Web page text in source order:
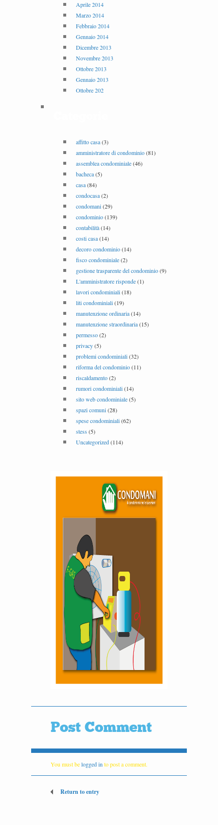
Aprile 2014
Marzo 2014
Febbraio 2014
Gennaio 2014
Dicembre 2013
Novembre 2013
Ottobre 2013
Gennaio 2013
Ottobre 202
affitto casa(3)
amministratore di condominio(81)
assemblea condominiale(46)
bacheca(5)
casa(84)
condocasa(2)
condomani(29)
condominio(139)
contabilità(14)
costi casa(14)
decoro condominio(14)
fisco condominiale(2)
gestione trasparente del condominio(9)
L'amministratore risponde(1)
lavori condominiali(18)
liti condominiali(19)
manutenzione ordinaria(14)
manutenzione straordinaria(15)
permesso(2)
privacy(5)
problemi condominiali(32)
riforma del condominio(11)
riscaldamento(2)
rumori condominiali(14)
sito web condominiale(5)
spazi comuni(28)
spese condominiali(62)
stess(5)
Uncategorized(114)
Post Comment
You must belogged in to post a comment.
Return to entry